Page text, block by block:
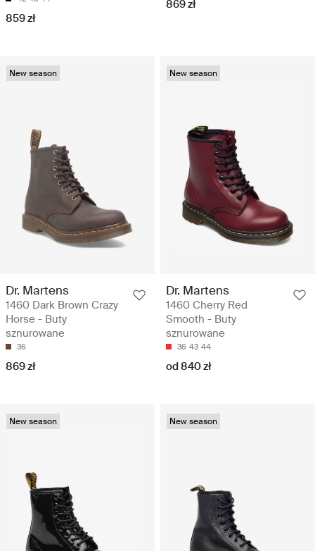
859 zł
869 zł
New season
Dr. Martens
1460 Dark Brown Crazy
Horse - Buty
sznurowane
36
869 zł
New season
Dr. Martens
1460 Cherry Red
Smooth - Buty
sznurowane
36 43 44
od 840 zł
New season New season